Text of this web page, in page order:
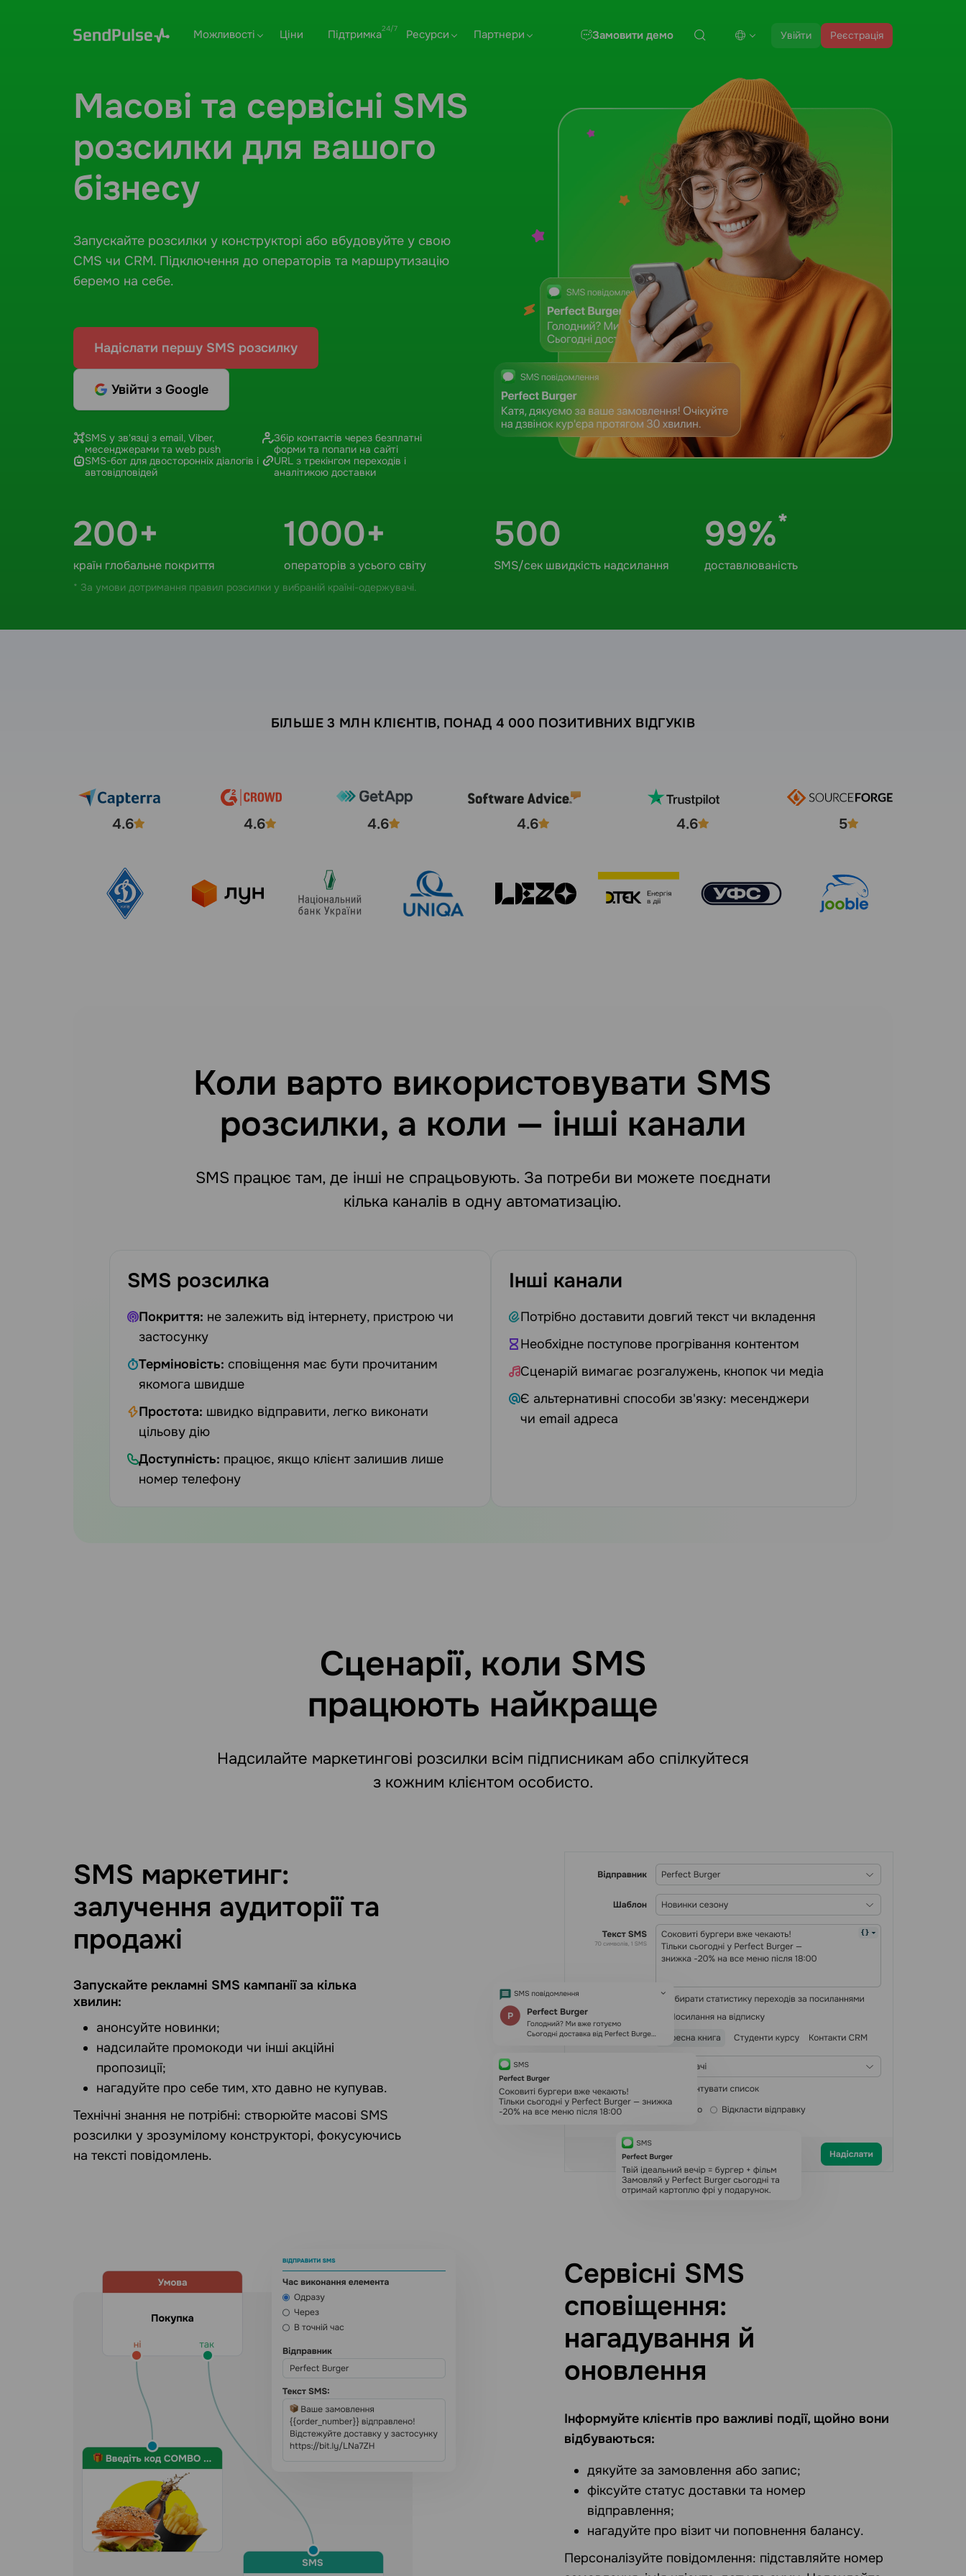
Увійти Реєстрація
Можливості Ціни Підтримка Ресурси Партнери Замовити демо
Масові та сервісні SMS
розсилки для вашого
бізнесу
Запускайте розсилки у конструкторі або вбудовуйте у свою
CMS чи CRM. Підключення до операторів та маршрутизацію
беремо на себе.
Надіслати першу SMS розсилку
Увійти з Google
SMS у зв'язці з email, Viber,
месенджерами та web push
Збір контактів через безплатні
форми та попапи на сайті
SMS-бот для двосторонніх діалогів і
автовідповідей
URL з трекінгом переходів і
аналітикою доставки
200+
країн глобальне покриття
1000+
операторів з усього світу
500
SMS/сек швидкість надсилання
99%*
доставлюваність
* За умови дотримання правил розсилки у вибраній країні-одержувачі.
БІЛЬШЕ 3 МЛН КЛІЄНТІВ, ПОНАД 4 000 ПОЗИТИВНИХ ВІДГУКІВ
4.6 4.6 4.6 4.6 4.6 5
Коли варто використовувати SMS
розсилки, а коли — інші канали
SMS працює там, де інші не спрацьовують. За потреби ви можете поєднати
кілька каналів в одну автоматизацію.
SMS розсилка
Покриття: не залежить від інтернету, пристрою чи
застосунку
Терміновість: сповіщення має бути прочитаним
якомога швидше
Простота: швидко відправити, легко виконати
цільову дію
Доступність: працює, якщо клієнт залишив лише
номер телефону
Інші канали
Потрібно доставити довгий текст чи вкладення
Необхідне поступове прогрівання контентом
Сценарій вимагає розгалужень, кнопок чи медіа
Є альтернативні способи зв'язку: месенджери
чи email адреса
Сценарії, коли SMS
працюють найкраще
Надсилайте маркетингові розсилки всім підписникам або спілкуйтеся
з кожним клієнтом особисто.
SMS маркетинг:
залучення аудиторії та
продажі
Запускайте рекламні SMS кампанії за кілька
хвилин:
анонсуйте новинки;
надсилайте промокоди чи інші акційні
пропозиції;
нагадуйте про себе тим, хто давно не купував.
Технічні знання не потрібні: створюйте масові SMS
розсилки у зрозумілому конструкторі, фокусуючись
на тексті повідомлень.
Сервісні SMS
сповіщення:
нагадування й
оновлення
Інформуйте клієнтів про важливі події, щойно вони
відбуваються:
дякуйте за замовлення або запис;
фіксуйте статус доставки та номер
відправлення;
нагадуйте про візит чи поповнення балансу.
Персоналізуйте повідомлення: підставляйте номер